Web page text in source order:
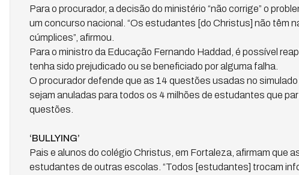
Para o procurador, a decisão do ministério “não corrige” o
um concurso nacional. “Os estudantes [do Christus] não têm
cúmplices”, afirmou.
Para o ministro da Educação Fernando Haddad, é possível
tenha sido prejudicado ou se beneficiado por alguma falha.
O procurador defende que as 14 questões usadas no
sejam anuladas para todos os 4 milhões de estudantes que
questões.
‘BULLYING’
Pais e alunos do colégio Christus, em Fortaleza, afirmam que
estudantes de outras escolas. “Todos [estudantes] trocam